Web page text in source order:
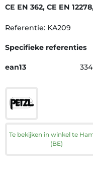
CE EN 362, CE EN
Referentie: KA209
Specifieke referenties
ean13
Te bekijken in winkel te
(BE)